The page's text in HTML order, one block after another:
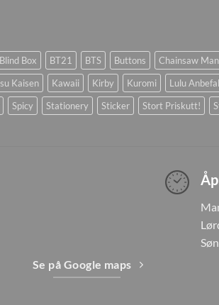
Blind Box BT21 BTS Buttons Chainsaw Man
Kaisen Kawaii Kirby Kuromi Lulu
Spicy Stationery Sticker Stort Priskutt!
Se på Google maps